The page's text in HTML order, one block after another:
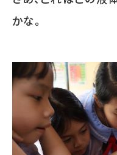
かな。